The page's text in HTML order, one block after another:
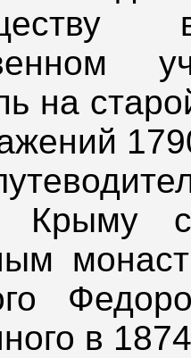
на
Крыму
в 1874